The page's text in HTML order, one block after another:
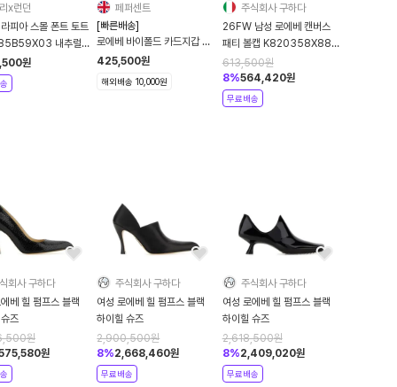
x런던
피아 스몰 폰트 토트
내추럴
원
페퍼센트
[빠른배송]
로에베 바이폴드 카드지갑 오
트/탠 컬러
425,500원
해외배송 10,000원
주식회사 구하다
26FW 남성 로에베 캔버스
패티 볼캡 K820358X88
GREEN
613,500원
8%564,420원
무료배송
회사 구하다
베 힐 펌프스 블랙
즈
원
원
주식회사 구하다
여성 로에베 힐 펌프스 블랙
하이힐 슈즈
2,900,500원
8%2,668,460원
무료배송
주식회사 구하다
여성 로에베 힐 펌프스 블랙
하이힐 슈즈
2,618,500원
8%2,409,020원
무료배송